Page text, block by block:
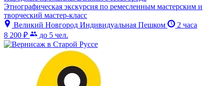
Этнографическая экскурсия по ремесленным мастерским и
творческий мастер-класс
Великий Новгород Индивидуальная Пешком
2 часа
8 200 ₽
до 5 чел.